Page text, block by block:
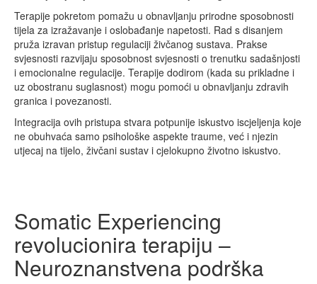
Terapije pokretom pomažu u obnavljanju prirodne sposobnosti
tijela za izražavanje i oslobađanje napetosti. Rad s disanjem
pruža izravan pristup regulaciji živčanog sustava. Prakse
svjesnosti razvijaju sposobnost svjesnosti o trenutku sadašnjosti
i emocionalne regulacije. Terapije dodirom (kada su prikladne i
uz obostranu suglasnost) mogu pomoći u obnavljanju zdravih
granica i povezanosti.
Integracija ovih pristupa stvara potpunije iskustvo iscjeljenja koje
ne obuhvaća samo psihološke aspekte traume, već i njezin
utjecaj na tijelo, živčani sustav i cjelokupno životno iskustvo.
Somatic Experiencing
revolucionira terapiju –
Neuroznanstvena podrška